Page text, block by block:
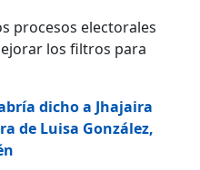
procesos electorales
los filtros para
dicho a Jhajaira
de Luisa González,